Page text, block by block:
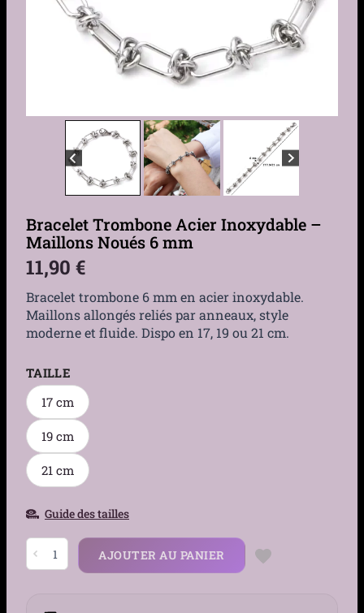
Bracelet Trombone Acier Inoxydable –
Maillons Noués 6 mm
11,90 €
Bracelet trombone 6 mm en acier inoxydable.
Maillons allongés reliés par anneaux, style
moderne et fluide. Dispo en 17, 19 ou 21 cm.
TAILLE
17 cm
19 cm
21 cm
Guide des tailles
quantité
de
Bracelet
Inoxydable
AJOUTER AU PANIER